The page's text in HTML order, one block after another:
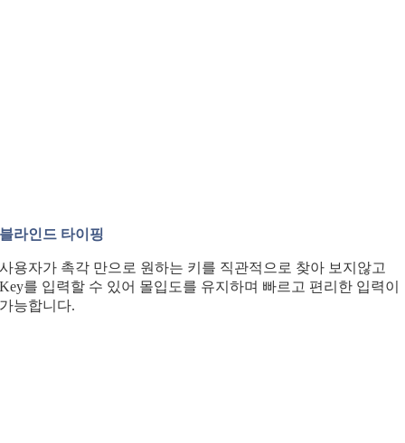
블라인드 타이핑
사용자가 촉각 만으로 원하는 키를 직관적으로 찾아 보지않고
Key를 입력할 수 있어 몰입도를 유지하며 빠르고 편리한 입력이
가능합니다.